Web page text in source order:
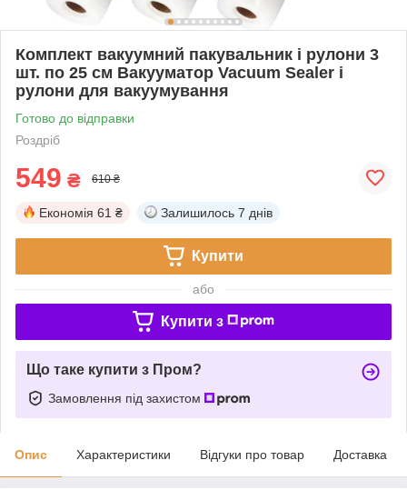
Комплект вакуумний пакувальник і рулони 3
шт. по 25 см Вакууматор Vacuum Sealer і
рулони для вакуумування
Готово до відправки
Роздріб
549 ₴ 610 ₴
Економія 61 ₴ Залишилось 7 днів
Купити
або
Купити з
Що таке купити з Пром?
Замовлення під захистом
Опис Характеристики Відгуки про товар Доставка